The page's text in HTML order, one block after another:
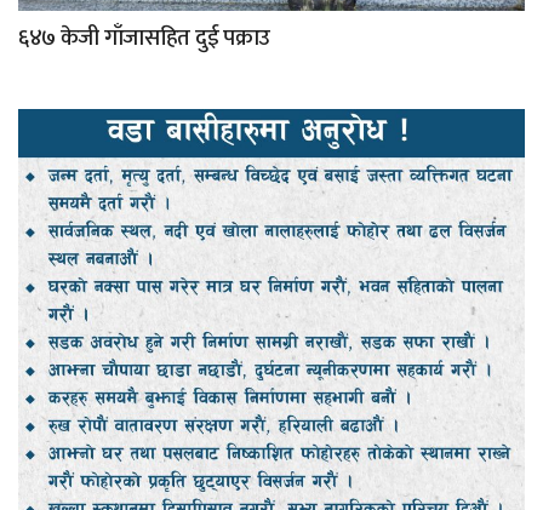
६४७ केजी गाँजासहित दुई पक्राउ